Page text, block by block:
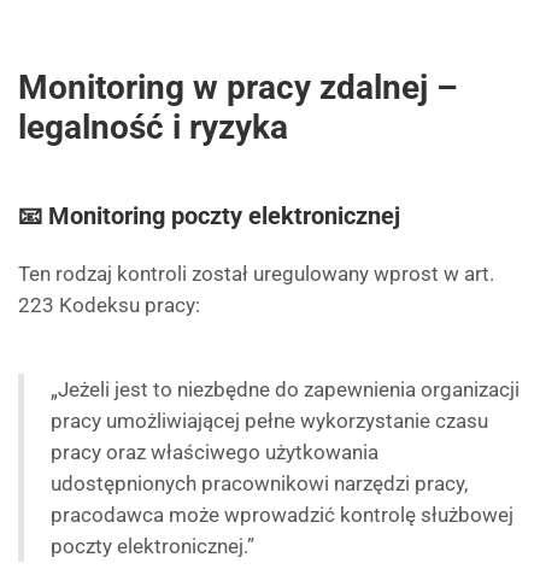
Monitoring w pracy zdalnej –
legalność i ryzyka
📧 Monitoring poczty elektronicznej
Ten rodzaj kontroli został uregulowany wprost w art.
223 Kodeksu pracy:
„Jeżeli jest to niezbędne do zapewnienia organizacji
pracy umożliwiającej pełne wykorzystanie czasu
pracy oraz właściwego użytkowania
udostępnionych pracownikowi narzędzi pracy,
pracodawca może wprowadzić kontrolę służbowej
poczty elektronicznej.”